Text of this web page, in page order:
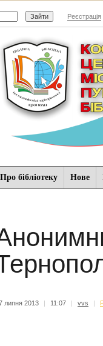
Реєстрація
Про бібліотеку Нове
липня 2013 | 11:07 | vvs |